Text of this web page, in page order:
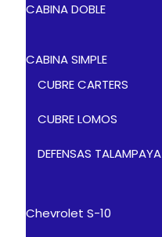
CABINA DOBLE
CABINA SIMPLE
CUBRE CARTERS
CUBRE LOMOS
DEFENSAS TALAMPAYA
Chevrolet S-10